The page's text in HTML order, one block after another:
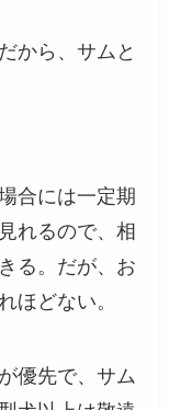
から、サムと
合には一定期
れるので、相
る。だが、お
ほどない。
優先で、サム